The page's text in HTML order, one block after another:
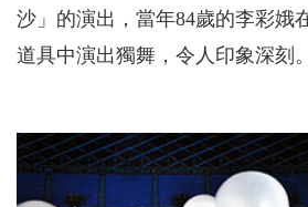
沙」的演出，當年84歲的李彩娥
道具中演出獨舞，令人印象深刻。